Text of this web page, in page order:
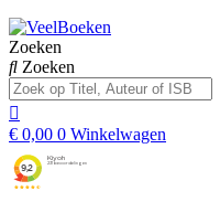
Zoeken
Zoeken
€ 0,00 0 Winkelwagen